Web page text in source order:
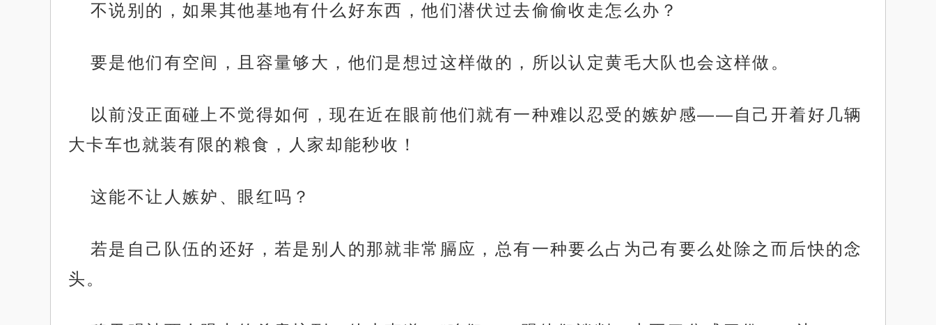
不说别的，如果其他基地有什么好东西，他们潜伏过去偷偷收走怎么办？
要是他们有空间，且容量够大，他们是想过这样做的，所以认定黄毛大队也会这样做。
以前没正面碰上不觉得如何，现在近在眼前他们就有一种难以忍受的嫉妒感——自己开着好几辆
大卡车也就装有限的粮食，人家却能秒收！
这能不让人嫉妒、眼红吗？
若是自己队伍的还好，若是别人的那就非常膈应，总有一种要么占为己有要么处除之而后快的念
头。